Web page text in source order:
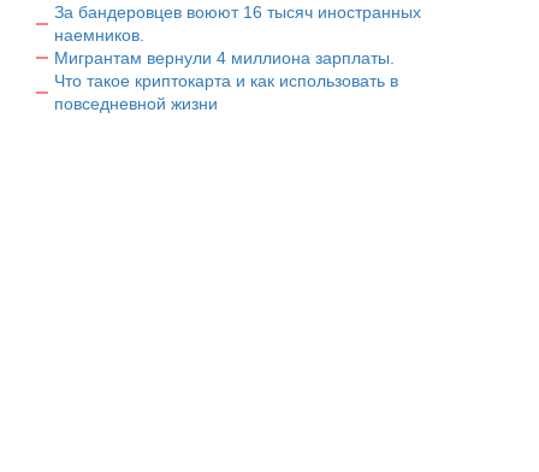
За бандеровцев воюют 16 тысяч иностранных
наемников.
Мигрантам вернули 4 миллиона зарплаты.
Что такое криптокарта и как использовать в
повседневной жизни